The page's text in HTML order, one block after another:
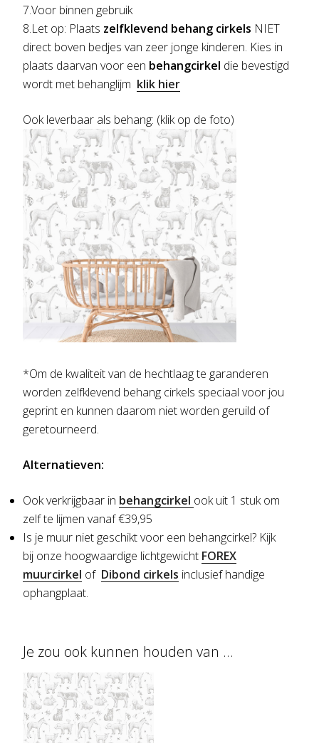
7.Voor binnen gebruik
8.Let op: Plaats zelfklevend behang cirkels NIET
direct boven bedjes van zeer jonge kinderen. Kies in
plaats daarvan voor een behangcirkel die bevestigd
wordt met behanglijm klik hier
Ook leverbaar als behang: (klik op de foto)
*Om de kwaliteit van de hechtlaag te garanderen
worden zelfklevend behang cirkels speciaal voor jou
geprint en kunnen daarom niet worden geruild of
geretourneerd.
Alternatieven:
Ook verkrijgbaar in behangcirkel ook uit 1 stuk om
zelf te lijmen vanaf €39,95
Is je muur niet geschikt voor een behangcirkel? Kijk
bij onze hoogwaardige lichtgewicht FOREX
muurcirkel of Dibond cirkels inclusief handige
ophangplaat.
Je zou ook kunnen houden van …